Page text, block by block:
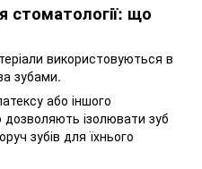
стоматології: що
використовуються в
зубами.
або іншого
ізолювати зуб
зубів для їхнього